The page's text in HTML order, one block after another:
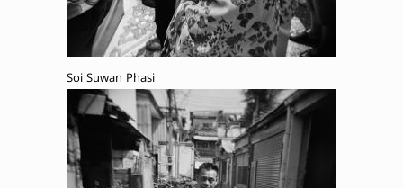
Soi Suwan Phasi